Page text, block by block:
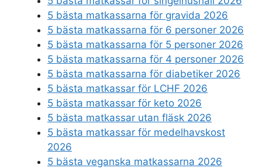
5 bästa matkassarna för gravida 2026
5 bästa matkassarna för 6 personer 2026
5 bästa matkassarna för 5 personer 2026
5 bästa matkassarna för 4 personer 2026
5 bästa matkassarna för diabetiker 2026
5 bästa matkassar för LCHF 2026
5 bästa matkassar för keto 2026
5 bästa matkassar utan fläsk 2026
5 bästa matkassar för medelhavskost
2026
5 bästa veganska matkassarna 2026